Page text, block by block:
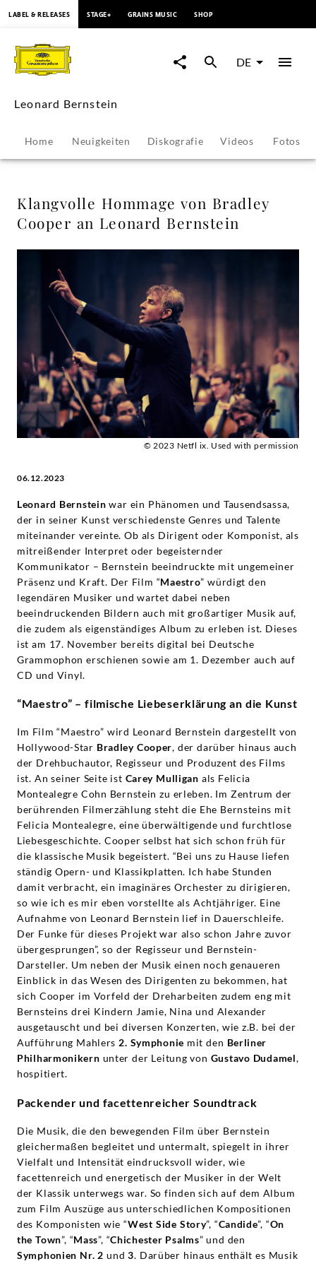
Klangvolle
Hommage
von
Bradley
Cooper
an
Leonard
Bernstein
Leonard
Bernstein
Deutsche
Grammophon
LABEL & RELEASES STAGE+ GRAINS MUSIC SHOP
DE
Leonard Bernstein
Home Neuigkeiten Diskografie Videos Fotos
Klangvolle Hommage von Bradley
Cooper an Leonard Bernstein
© 2023 Netfl ix. Used with permission
06.12.2023
Leonard Bernstein war ein Phänomen und Tausendsassa,
der in seiner Kunst verschiedenste Genres und Talente
miteinander vereinte. Ob als Dirigent oder Komponist, als
mitreißender Interpret oder begeisternder
Kommunikator – Bernstein beeindruckte mit ungemeiner
Präsenz und Kraft. Der Film “Maestro” würdigt den
legendären Musiker und wartet dabei neben
beeindruckenden Bildern auch mit großartiger Musik auf,
die zudem als eigenständiges Album zu erleben ist. Dieses
ist am 17. November bereits digital bei Deutsche
Grammophon erschienen sowie am 1. Dezember auch auf
CD und Vinyl.
“Maestro” – filmische Liebeserklärung an die Kunst
Im Film “Maestro” wird Leonard Bernstein dargestellt von
Hollywood-Star Bradley Cooper, der darüber hinaus auch
der Drehbuchautor, Regisseur und Produzent des Films
ist. An seiner Seite ist Carey Mulligan als Felicia
Montealegre Cohn Bernstein zu erleben. Im Zentrum der
berührenden Filmerzählung steht die Ehe Bernsteins mit
Felicia Montealegre, eine überwältigende und furchtlose
Liebesgeschichte. Cooper selbst hat sich schon früh für
die klassische Musik begeistert. “Bei uns zu Hause liefen
ständig Opern- und Klassikplatten. Ich habe Stunden
damit verbracht, ein imaginäres Orchester zu dirigieren,
so wie ich es mir eben vorstellte als Achtjähriger. Eine
Aufnahme von Leonard Bernstein lief in Dauerschleife.
Der Funke für dieses Projekt war also schon Jahre zuvor
übergesprungen”, so der Regisseur und Bernstein-
Darsteller. Um neben der Musik einen noch genaueren
Einblick in das Wesen des Dirigenten zu bekommen, hat
sich Cooper im Vorfeld der Dreharbeiten zudem eng mit
Bernsteins drei Kindern Jamie, Nina und Alexander
ausgetauscht und bei diversen Konzerten, wie z.B. bei der
Aufführung Mahlers2. Symphonie mit den Berliner
Philharmonikern unter der Leitung von Gustavo Dudamel,
hospitiert.
Packender und facettenreicher Soundtrack
Die Musik, die den bewegenden Film über Bernstein
gleichermaßen begleitet und untermalt, spiegelt in ihrer
Vielfalt und Intensität eindrucksvoll wider, wie
facettenreich und energetisch der Musiker in der Welt
der Klassik unterwegs war. So finden sich auf dem Album
zum Film Auszüge aus unterschiedlichen Kompositionen
des Komponisten wie “West Side Story”, “Candide”, “On
the Town”, “Mass”, “Chichester Psalms” und den
Symphonien Nr. 2 und3. Darüber hinaus enthält es Musik